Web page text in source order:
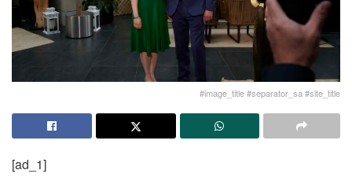
#image_title #separator_sa #site_title
[ad_1]